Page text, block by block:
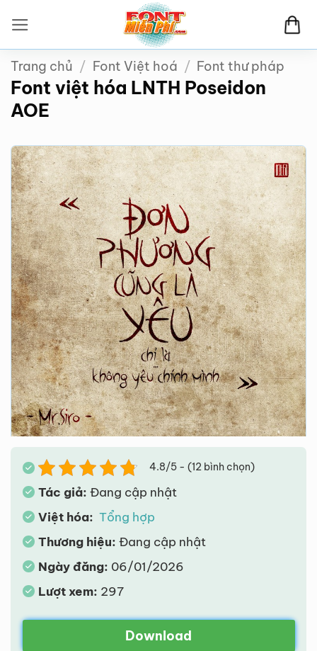
qua
nội
dung
Trang chủ / Font Việt hoá / Font thư pháp
Font việt hóa LNTH Poseidon
AOE
4.8/5 - (12 bình chọn)
Tác giả: Đang cập nhật
Việt hóa: Tổng hợp
Thương hiệu: Đang cập nhật
Ngày đăng: 06/01/2026
Lượt xem: 297
Download